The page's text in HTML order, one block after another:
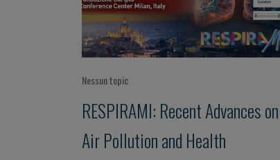
Nessun topic
RESPIRAMI: Recent Advances on
Air Pollution and Health